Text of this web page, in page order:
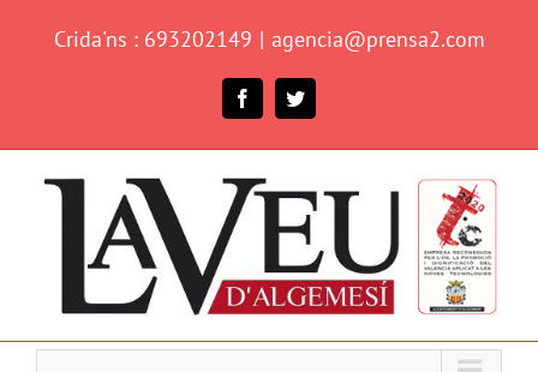
Crida'ns : 693202149 | agencia@prensa2.com
FacebookTwitter